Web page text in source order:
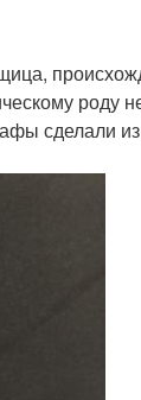
роду
сделали